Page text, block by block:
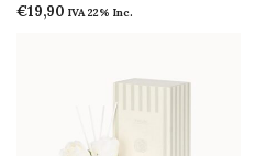
€19,90 IVA 22% Inc.